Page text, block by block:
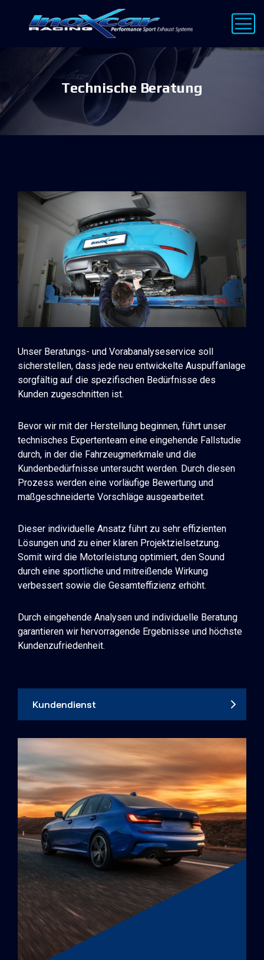
Technische Beratung
Unser Beratungs- und Vorabanalyseservice soll
sicherstellen, dass jede neu entwickelte Auspuffanlage
sorgfältig auf die spezifischen Bedürfnisse des
Kunden zugeschnitten ist.
Bevor wir mit der Herstellung beginnen, führt unser
technisches Expertenteam eine eingehende Fallstudie
durch, in der die Fahrzeugmerkmale und die
Kundenbedürfnisse untersucht werden. Durch diesen
Prozess werden eine vorläufige Bewertung und
maßgeschneiderte Vorschläge ausgearbeitet.
Dieser individuelle Ansatz führt zu sehr effizienten
Lösungen und zu einer klaren Projektzielsetzung.
Somit wird die Motorleistung optimiert, den Sound
durch eine sportliche und mitreißende Wirkung
verbessert sowie die Gesamteffizienz erhöht.
Durch eingehende Analysen und individuelle Beratung
garantieren wir hervorragende Ergebnisse und höchste
Kundenzufriedenheit.
Kundendienst